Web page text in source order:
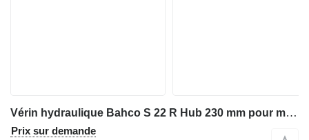
Vérin hydraulique Bahco S 22 R Hub 230 mm pour matériel industriel
Prix sur demande